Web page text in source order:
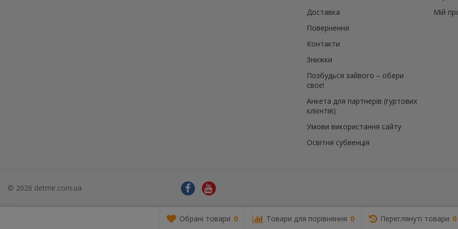
Доставка
Повернення
Контакти
Знижки
Позбудься зайвого – обери
своє!
Анкета для партнерів (гуртових
клієнтів)
Умови використання сайту
Освітня субвенція
Мій
© 2026 detmir.com.ua
Обрані товари 0 Товари для порівняння 0 Переглянуті товари 0